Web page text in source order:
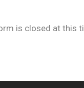
is closed at this